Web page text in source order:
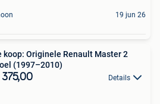
19 jun 26
koop: Originele Renault Master 2
(1997–2010)
Details